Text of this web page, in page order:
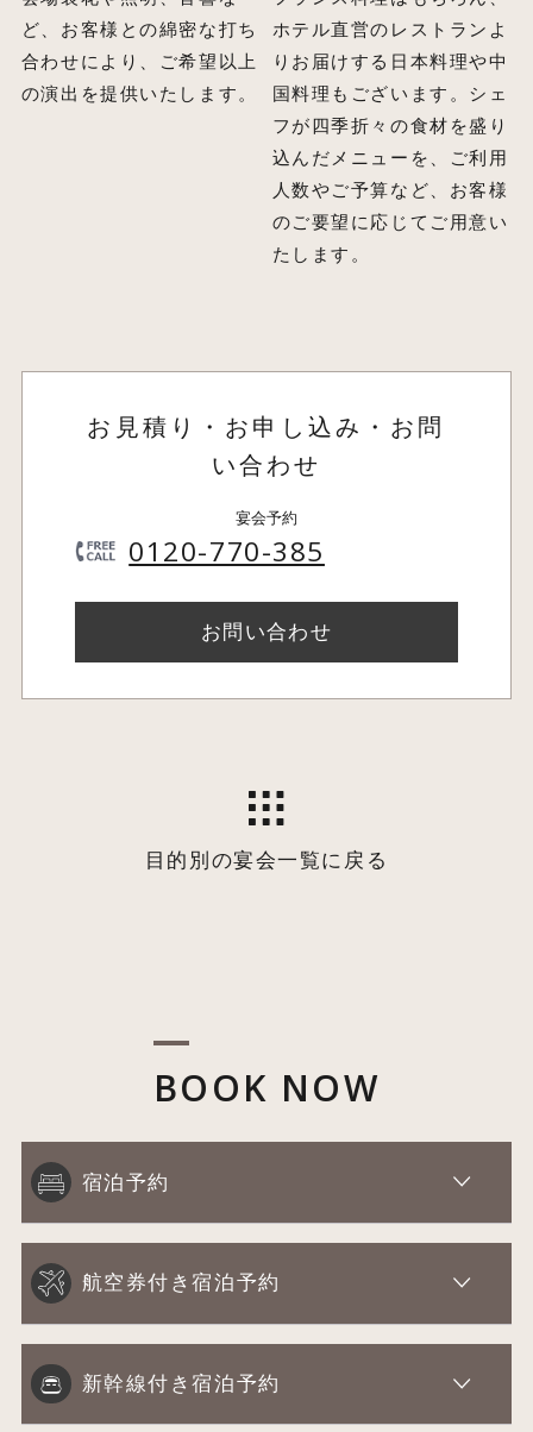
ど、お客様との綿密な打ち
合わせにより、ご希望以上
の演出を提供いたします。
ホテル直営のレストランよ
りお届けする日本料理や中
国料理もございます。シェ
フが四季折々の食材を盛り
込んだメニューを、ご利用
人数やご予算など、お客様
のご要望に応じてご用意い
たします。
お見積り・お申し込み・お問
い合わせ
宴会予約
0120-770-385
お問い合わせ
目的別の宴会一覧に戻る
BOOK NOW
宿泊予約
航空券付き宿泊予約
新幹線付き宿泊予約